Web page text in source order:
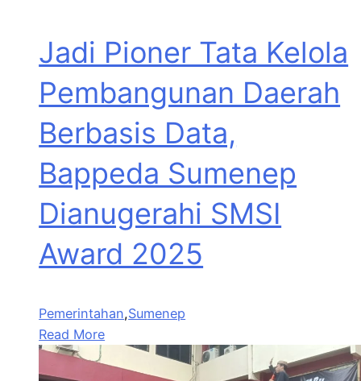
Jadi Pioner Tata Kelola
Pembangunan Daerah
Berbasis Data,
Bappeda Sumenep
Dianugerahi SMSI
Award 2025
Pemerintahan,Sumenep
Read More